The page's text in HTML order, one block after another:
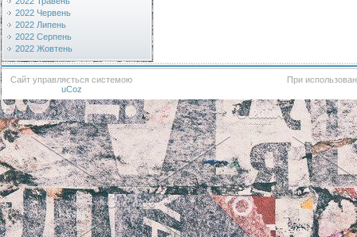
2022 Червень
2022 Липень
2022 Серпень
2022 Жовтень
Сайт управляється системою
uCoz
При